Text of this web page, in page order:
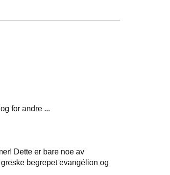
for andre ...
Dette er bare noe av
begrepet evangélion og